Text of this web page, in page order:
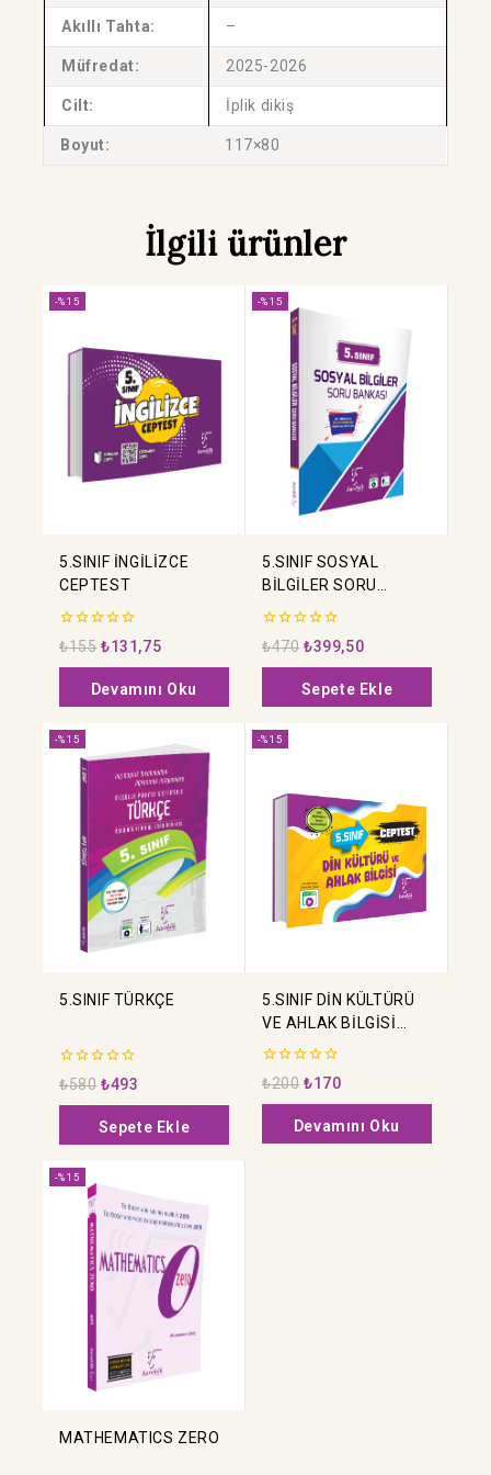
Akıllı Tahta: –
Müfredat: 2025-2026
Cilt: İplik dikiş
Boyut: 117×80
İlgili ürünler
-%15
5.SINIF İNGİLİZCE
CEPTEST
0
5
üzerinden
₺155 ₺131,75
Devamını Oku
-%15
5.SINIF SOSYAL
BİLGİLER SORU
BANKASI
0
5
üzerinden
₺470 ₺399,50
Sepete Ekle
-%15
5.SINIF TÜRKÇE
0
5
üzerinden
₺580 ₺493
Sepete Ekle
-%15
5.SINIF DİN KÜLTÜRÜ
VE AHLAK BİLGİSİ
CEPTEST
0
5
üzerinden
₺200 ₺170
Devamını Oku
-%15
MATHEMATICS ZERO